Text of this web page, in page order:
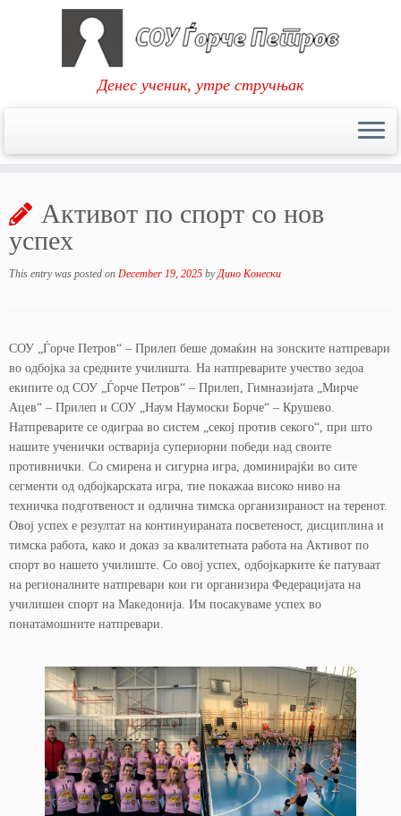
content
Денес ученик, утре стручњак
Активот по спорт со нов
успех
This entry was posted on December 19, 2025 byДино Конески
СОУ „Ѓорче Петров“ – Прилеп беше домаќин на зонските натпревари
во одбојка за средните училишта. На натпреварите учество зедоа
екипите од СОУ „Ѓорче Петров“ – Прилеп, Гимназијата „Мирче
Ацев“ – Прилеп и СОУ „Наум Наумоски Борче“ – Крушево.
Натпреварите се одиграа во систем „секој против секого“, при што
нашите ученички остварија супериорни победи над своите
противнички. Со смирена и сигурна игра, доминирајќи во сите
сегменти од одбојкарската игра, тие покажаа високо ниво на
техничка подготвеност и одлична тимска организираност на теренот.
Овој успех е резултат на континуираната посветеност, дисциплина и
тимска работа, како и доказ за квалитетната работа на Активот по
спорт во нашето училиште. Со овој успех, одбојкарките ќе патуваат
на регионалните натпревари кои ги организира Федерацијата на
училишен спорт на Македонија. Им посакуваме успех во
понатамошните натпревари.